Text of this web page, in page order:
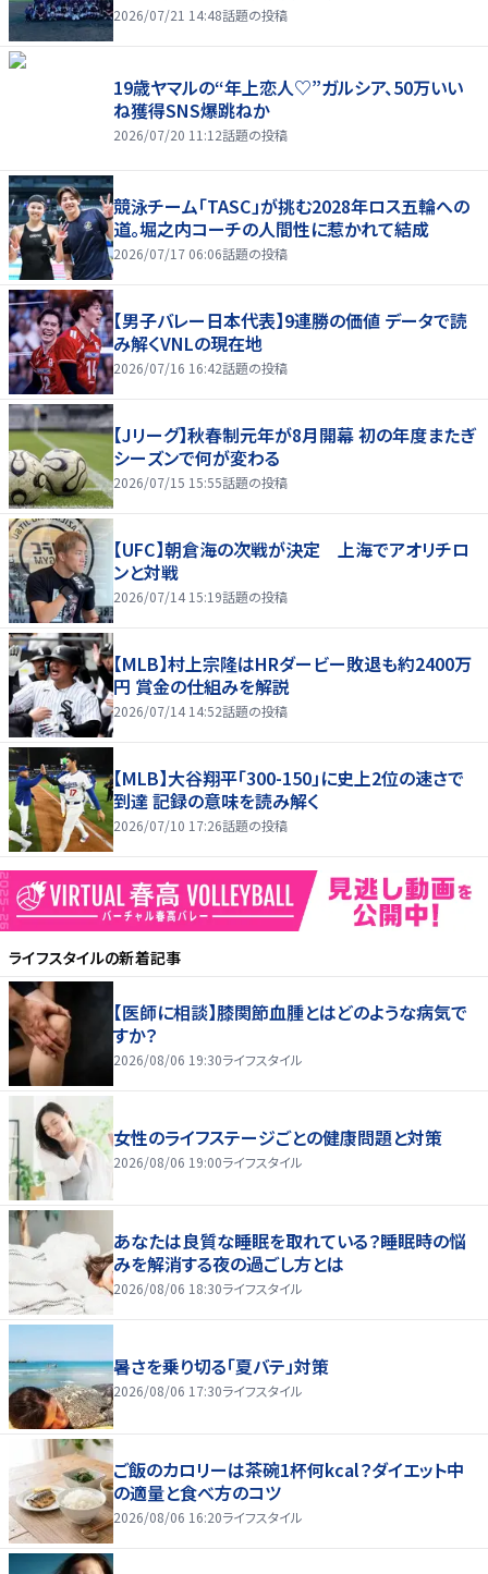
2026/07/21 14:48話題の投稿
19歳ヤマルの“年上恋人♡”ガルシア、50万いい
ね獲得SNS爆跳ねか
2026/07/20 11:12話題の投稿
競泳チーム「TASC」が挑む2028年ロス五輪への
道。堀之内コーチの人間性に惹かれて結成
2026/07/17 06:06話題の投稿
【男子バレー日本代表】9連勝の価値 データで読
み解くVNLの現在地
2026/07/16 16:42話題の投稿
【Jリーグ】秋春制元年が8月開幕 初の年度またぎ
シーズンで何が変わる
2026/07/15 15:55話題の投稿
【UFC】朝倉海の次戦が決定 上海でアオリチロ
ンと対戦
2026/07/14 15:19話題の投稿
【MLB】村上宗隆はHRダービー敗退も約2400万
円 賞金の仕組みを解説
2026/07/14 14:52話題の投稿
【MLB】大谷翔平「300-150」に史上2位の速さで
到達 記録の意味を読み解く
2026/07/10 17:26話題の投稿
ライフスタイルの新着記事
【医師に相談】膝関節血腫とはどのような病気で
すか？
2026/08/06 19:30ライフスタイル
女性のライフステージごとの健康問題と対策
2026/08/06 19:00ライフスタイル
あなたは良質な睡眠を取れている？睡眠時の悩
みを解消する夜の過ごし方とは
2026/08/06 18:30ライフスタイル
暑さを乗り切る「夏バテ」対策
2026/08/06 17:30ライフスタイル
ご飯のカロリーは茶碗1杯何kcal？ダイエット中
の適量と食べ方のコツ
2026/08/06 16:20ライフスタイル